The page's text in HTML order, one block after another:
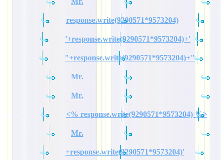
response.write(9290571*9573204)
'+response.write(9290571*9573204)+'
"+response.write(9290571*9573204)+"
Mr.
Mr.
<% response.write(9290571*9573204) %>
Mr.
+response.write(9290571*9573204)'